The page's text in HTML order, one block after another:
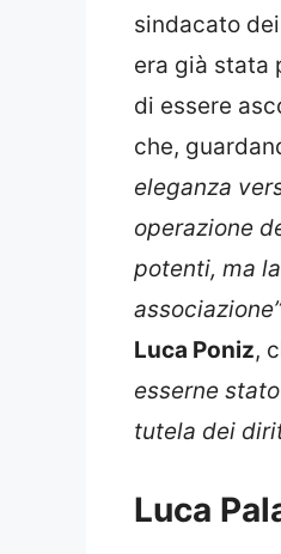
sindacato
era già stata
di essere
che,
eleganza
operazione
potenti, ma
associazione”
Luca Poniz,
esserne
tutela dei
Luca